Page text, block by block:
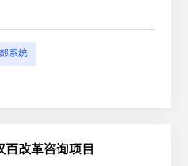
系统
百改革咨询项目